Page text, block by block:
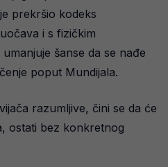
prekršio kodeks
i s fizičkim
šanse da se nađe
poput Mundijala.
razumljive, čini se da će
ostati bez konkretnog